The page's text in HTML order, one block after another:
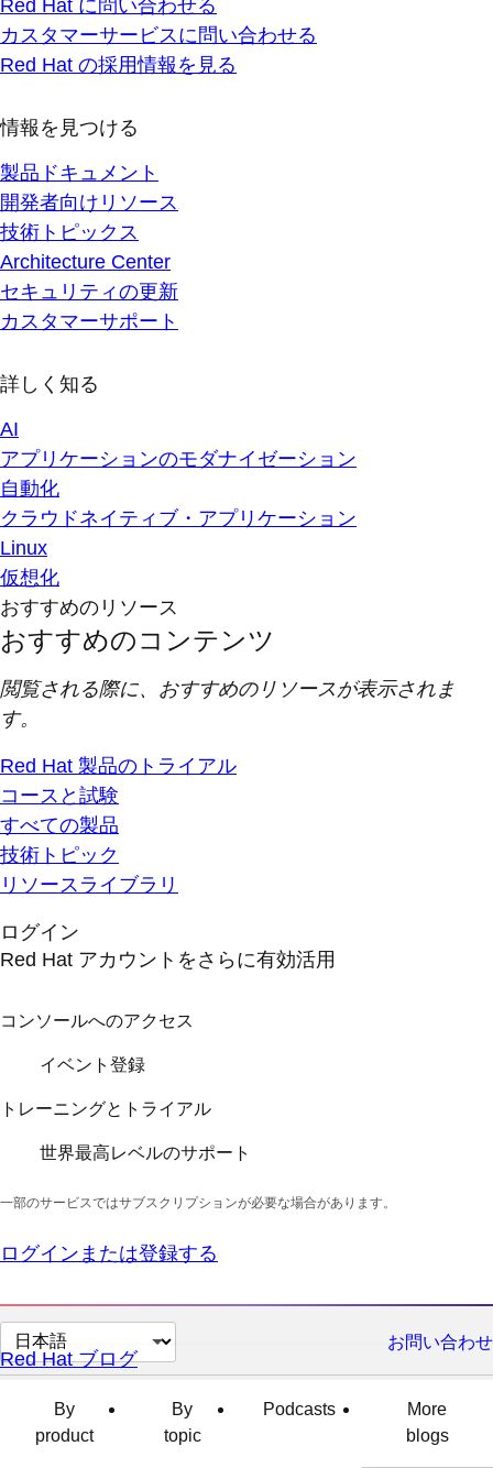
Red Hat に問い合わせる
カスタマーサービスに問い合わせる
Red Hat の採用情報を見る
情報を見つける
製品ドキュメント
開発者向けリソース
技術トピックス
Architecture Center
セキュリティの更新
カスタマーサポート
詳しく知る
AI
アプリケーションのモダナイゼーション
自動化
クラウドネイティブ・アプリケーション
Linux
仮想化
おすすめのリソース
おすすめのコンテンツ
閲覧される際に、おすすめのリソースが表示されま
す。
Red Hat 製品のトライアル
コースと試験
すべての製品
技術トピック
リソースライブラリ
ログイン
Red Hat アカウントをさらに有効活用
コンソールへのアクセス
イベント登録
トレーニングとトライアル
世界最高レベルのサポート
一部のサービスではサブスクリプションが必要な場合があります。
ログインまたは登録する
ペ
ー
お問い合わせ
Red Hat ブログ
By
product
By
topic
Podcasts
More
blogs